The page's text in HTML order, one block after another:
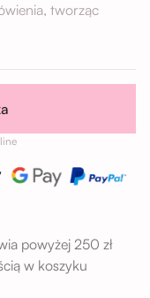
tworząc
powyżej 250 zł
w koszyku